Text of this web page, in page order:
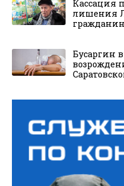
Кассация
лишения
гражданин
Бусаргин